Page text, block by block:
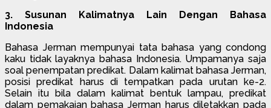
3. Susunan Kalimatnya Lain Dengan Bahasa
Indonesia
Bahasa Jerman mempunyai tata bahasa yang condong
kaku tidak layaknya bahasa Indonesia. Umpamanya saja
soal penempatan predikat. Dalam kalimat bahasa Jerman,
posisi predikat harus di tempatkan pada urutan ke-2.
Selain itu bila dalam kalimat bentuk lampau, predikat
dalam pemakaian bahasa Jerman harus diletakkan pada